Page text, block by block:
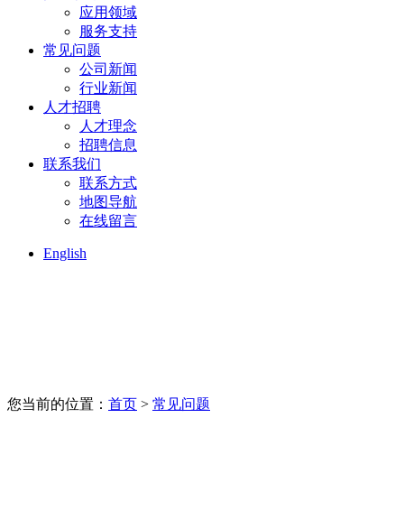
应用领域
服务支持
常见问题
公司新闻
行业新闻
人才招聘
人才理念
招聘信息
联系我们
联系方式
地图导航
在线留言
English
您当前的位置： 首页 > 常见问题